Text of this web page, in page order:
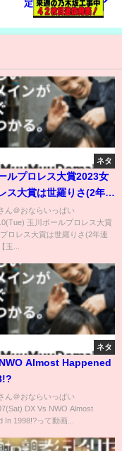
定
ネタ
ルプロレス大賞2023女
ス大賞は世羅りさ(2年連
)【玉川ボール】#shorts
ん＠おならいっぱい
玉川ボールプロレス大賞
ロレス大賞は世羅りさ(2年連
玉...
ネタ
Almost Happened
ん＠おならいっぱい
DX Vs NWO Almost
In 1998!?って動画...